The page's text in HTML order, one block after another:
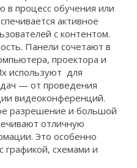
в процесс обучения или
активное
с контентом.
Панели сочетают в
проектора и
используют для
— от проведения
видеоконференций.
разрешение и большой
отличную
Это особенно
графикой, схемами и